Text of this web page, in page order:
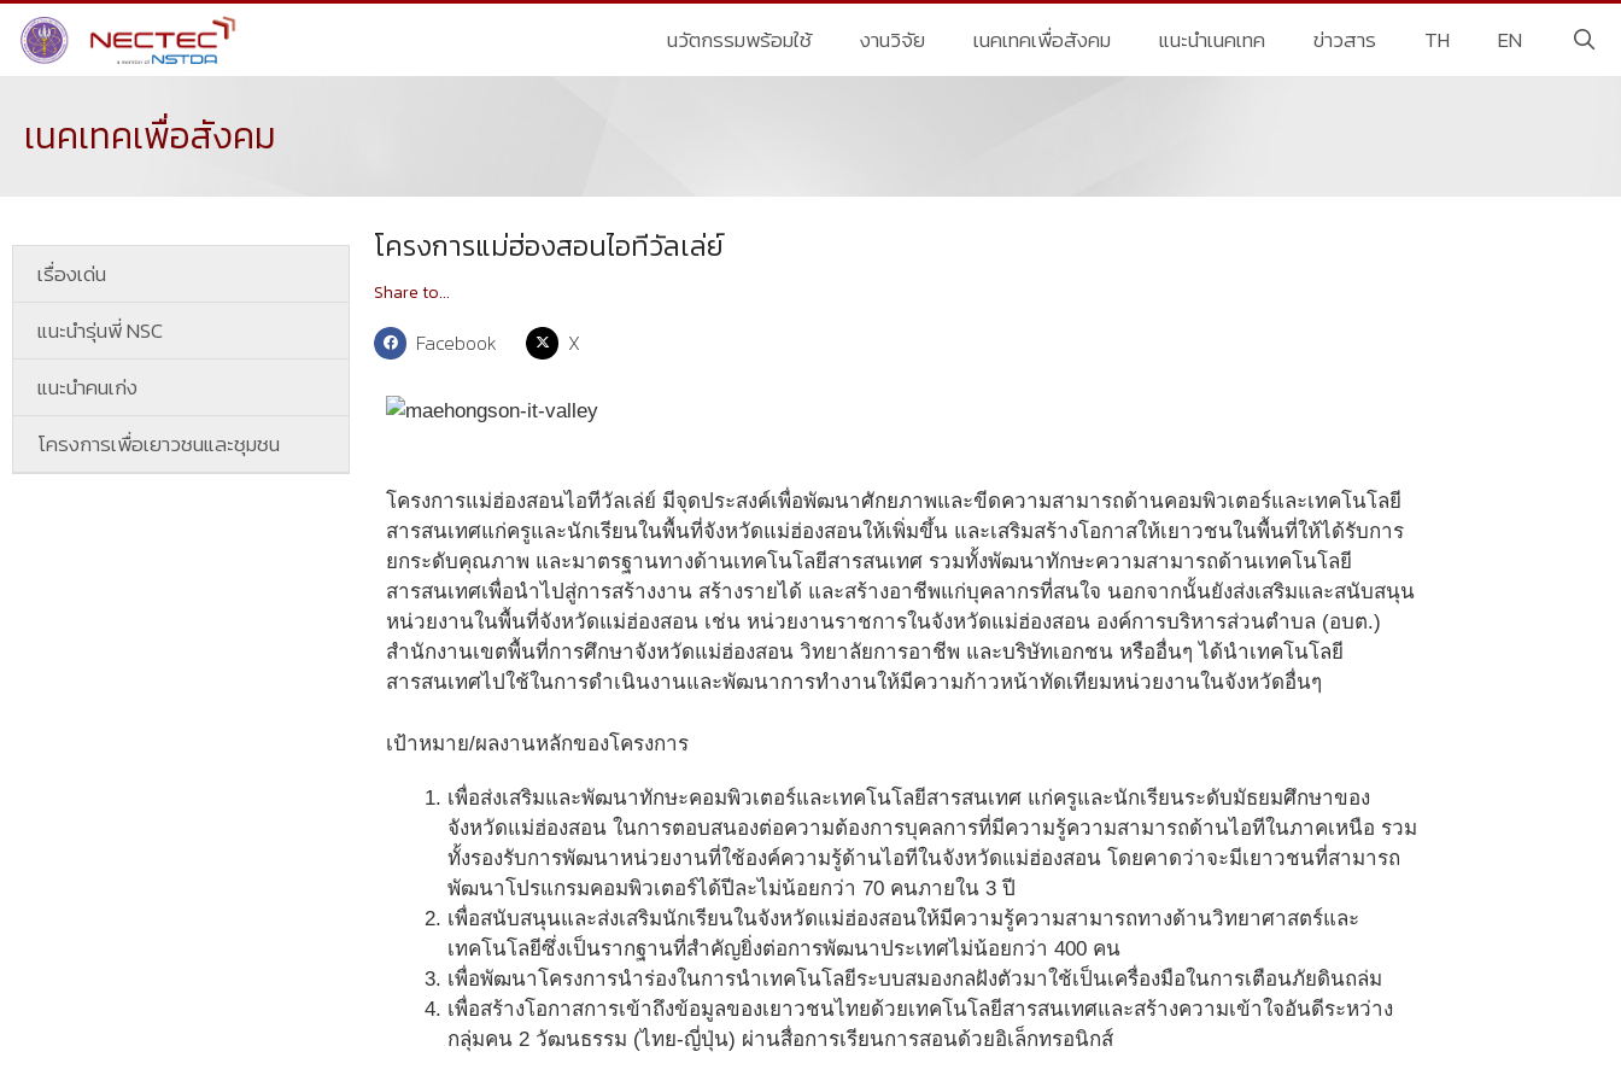
นวัตกรรมพร้อมใช้ งานวิจัย เนคเทคเพื่อสังคม แนะนำเนคเทค ข่าวสาร TH EN
เนคเทคเพื่อสังคม
เรื่องเด่น
แนะนำรุ่นพี่ NSC
แนะนำคนเก่ง
โครงการเพื่อเยาวชนและชุมชน
โครงการแม่ฮ่องสอนไอทีวัลเล่ย์
Share to...
Facebook X
โครงการแม่ฮ่องสอนไอทีวัลเล่ย์ มีจุดประสงค์เพื่อพัฒนาศักยภาพและขีดความสามารถด้านคอมพิวเตอร์และเทคโนโลยี
สารสนเทศแก่ครูและนักเรียนในพื้นที่จังหวัดแม่ฮ่องสอนให้เพิ่มขึ้น และเสริมสร้างโอกาสให้เยาวชนในพื้นที่ให้ได้รับการ
ยกระดับคุณภาพ และมาตรฐานทางด้านเทคโนโลยีสารสนเทศ รวมทั้งพัฒนาทักษะความสามารถด้านเทคโนโลยี
สารสนเทศเพื่อนำไปสู่การสร้างงาน สร้างรายได้ และสร้างอาชีพแก่บุคลากรที่สนใจ นอกจากนั้นยังส่งเสริมและสนับสนุน
หน่วยงานในพื้นที่จังหวัดแม่ฮ่องสอน เช่น หน่วยงานราชการในจังหวัดแม่ฮ่องสอน องค์การบริหารส่วนตำบล (อบต.)
สำนักงานเขตพื้นที่การศึกษาจังหวัดแม่ฮ่องสอน วิทยาลัยการอาชีพ และบริษัทเอกชน หรืออื่นๆ ได้นำเทคโนโลยี
สารสนเทศไปใช้ในการดำเนินงานและพัฒนาการทำงานให้มีความก้าวหน้าทัดเทียมหน่วยงานในจังหวัดอื่นๆ
เป้าหมาย/ผลงานหลักของโครงการ
เพื่อส่งเสริมและพัฒนาทักษะคอมพิวเตอร์และเทคโนโลยีสารสนเทศ แก่ครูและนักเรียนระดับมัธยมศึกษาของ
จังหวัดแม่ฮ่องสอน ในการตอบสนองต่อความต้องการบุคลการที่มีความรู้ความสามารถด้านไอทีในภาคเหนือ รวม
ทั้งรองรับการพัฒนาหน่วยงานที่ใช้องค์ความรู้ด้านไอทีในจังหวัดแม่ฮ่องสอน โดยคาดว่าจะมีเยาวชนที่สามารถ
พัฒนาโปรแกรมคอมพิวเตอร์ได้ปีละไม่น้อยกว่า 70 คนภายใน 3 ปี
เพื่อสนับสนุนและส่งเสริมนักเรียนในจังหวัดแม่ฮ่องสอนให้มีความรู้ความสามารถทางด้านวิทยาศาสตร์และ
เทคโนโลยีซึ่งเป็นรากฐานที่สำคัญยิ่งต่อการพัฒนาประเทศไม่น้อยกว่า 400 คน
เพื่อพัฒนาโครงการนำร่องในการนำเทคโนโลยีระบบสมองกลฝังตัวมาใช้เป็นเครื่องมือในการเตือนภัยดินถล่ม
เพื่อสร้างโอกาสการเข้าถึงข้อมูลของเยาวชนไทยด้วยเทคโนโลยีสารสนเทศและสร้างความเข้าใจอันดีระหว่าง
กลุ่มคน 2 วัฒนธรรม (ไทย-ญี่ปุ่น) ผ่านสื่อการเรียนการสอนด้วยอิเล็กทรอนิกส์